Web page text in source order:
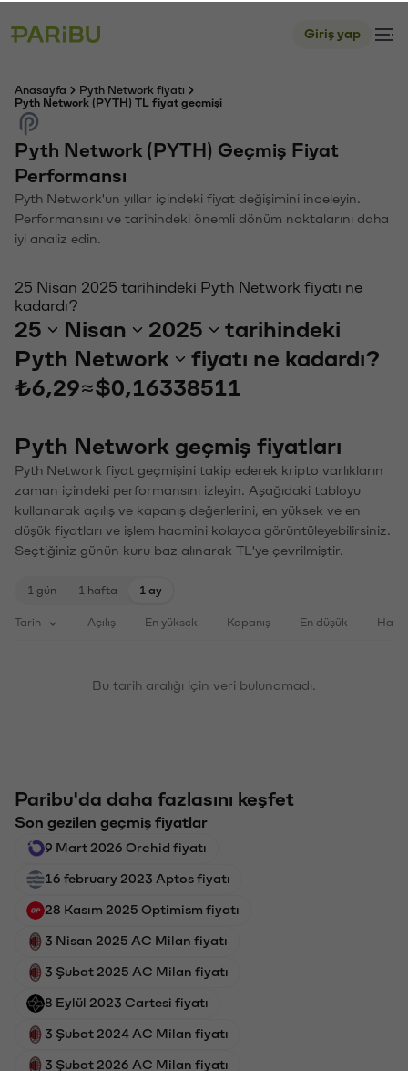
Giriş yap
Anasayfa
Pyth Network fiyatı
Pyth Network (PYTH) TL fiyat geçmişi
Pyth Network (PYTH) Geçmiş Fiyat
Performansı
Pyth Network'un yıllar içindeki fiyat değişimini inceleyin.
Performansını ve tarihindeki önemli dönüm noktalarını daha
iyi analiz edin.
25 Nisan 2025 tarihindeki Pyth Network fiyatı ne
kadardı?
25 Nisan 2025
tarihindeki
Pyth Network
fiyatı ne kadardı?
₺6,29≈$0,16338511
Pyth Network geçmiş fiyatları
Pyth Network fiyat geçmişini takip ederek kripto varlıkların
zaman içindeki performansını izleyin. Aşağıdaki tabloyu
kullanarak açılış ve kapanış değerlerini, en yüksek ve en
düşük fiyatları ve işlem hacmini kolayca görüntüleyebilirsiniz.
Seçtiğiniz günün kuru baz alınarak TL'ye çevrilmiştir.
1 gün 1 hafta 1 ay
Tarih Açılış En yüksek Kapanış En düşük
Bu tarih aralığı için veri bulunamadı.
Paribu'da daha fazlasını keşfet
Son gezilen geçmiş fiyatlar
9 Mart 2026 Orchid fiyatı
16 february 2023 Aptos fiyatı
28 Kasım 2025 Optimism fiyatı
3 Nisan 2025 AC Milan fiyatı
3 Şubat 2025 AC Milan fiyatı
8 Eylül 2023 Cartesi fiyatı
3 Şubat 2024 AC Milan fiyatı
3 Şubat 2026 AC Milan fiyatı